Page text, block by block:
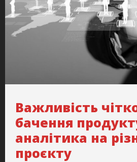
Важливість
бачення
аналітика на
проєкту